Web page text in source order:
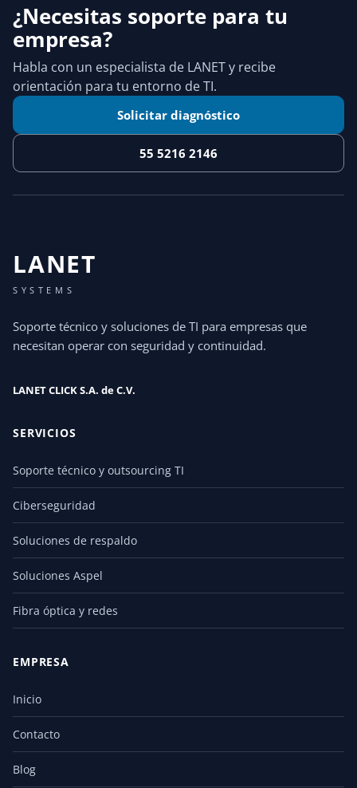
¿Necesitas soporte para tu
empresa?
Habla con un especialista de LANET y recibe
orientación para tu entorno de TI.
Solicitar diagnóstico
55 5216 2146
LANET
SYSTEMS
Soporte técnico y soluciones de TI para empresas que
necesitan operar con seguridad y continuidad.
LANET CLICK S.A. de C.V.
SERVICIOS
Soporte técnico y outsourcing TI
Ciberseguridad
Soluciones de respaldo
Soluciones Aspel
Fibra óptica y redes
EMPRESA
Inicio
Contacto
Blog